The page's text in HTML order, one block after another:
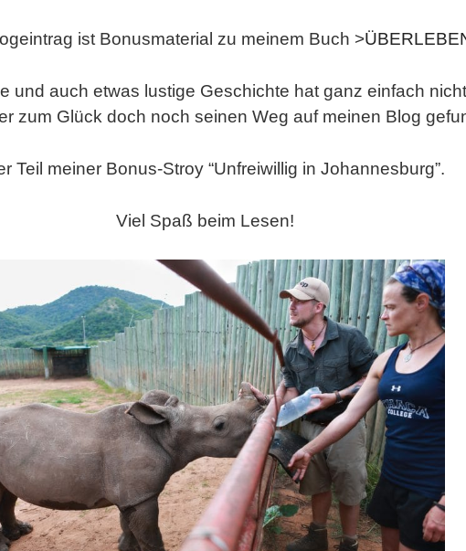
ist Bonusmaterial zu meinem Buch >
und auch etwas lustige Geschichte hat ganz einfach
zum Glück doch noch seinen Weg auf meinen Blog
Teil meiner Bonus-Stroy “Unfreiwillig in Johannesburg”.
Viel Spaß beim Lesen!